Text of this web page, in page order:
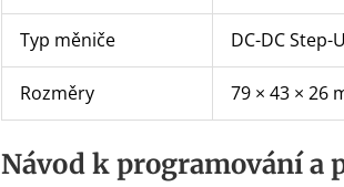
Typ měniče DC-DC
Rozměry 79 × 43 × 26
Návod k programování a